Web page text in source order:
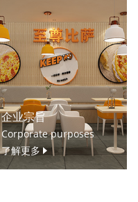
企业宗旨
Corporate purposes
了解更多